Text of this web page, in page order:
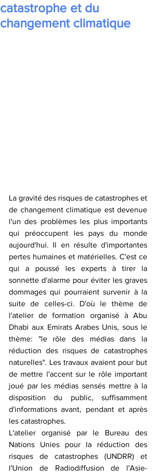
catastrophe et du
changement climatique
La gravité des risques de catastrophes et
de changement climatique est devenue
l'un des problèmes les plus importants
qui préoccupent les pays du monde
aujourd'hui. Il en résulte d'importantes
pertes humaines et matérielles. C'est ce
qui a poussé les experts à tirer la
sonnette d'alarme pour éviter les graves
dommages qui pourraient survenir à la
suite de celles-ci. D'où le thème de
l'atelier de formation organisé à Abu
Dhabi aux Emirats Arabes Unis, sous le
thème: "le rôle des médias dans la
réduction des risques de catastrophes
naturelles". Les travaux avaient pour but
de mettre l'accent sur le rôle important
joué par les médias sensés mettre à la
disposition du public, suffisamment
d'informations avant, pendant et après
les catastrophes.
L'atelier organisé par le Bureau des
Nations Unies pour la réduction des
risques de catastrophes (UNDRR) et
l'Union de Radiodiffusion de l'Asie-